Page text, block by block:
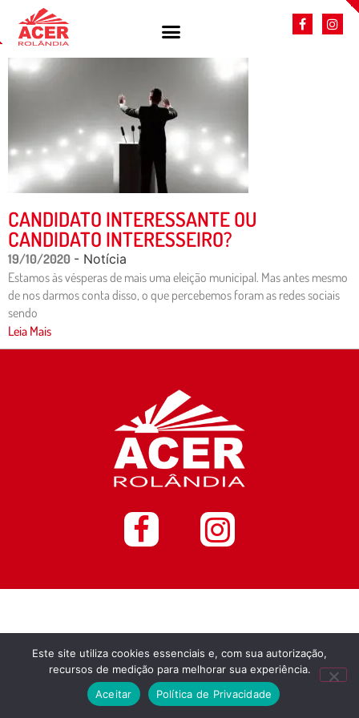
CANDIDATO INTERESSANTE OU
CANDIDATO INTERESSEIRO?
19/10/2020 - Notícia
Estamos às vésperas de mais uma eleição municipal. Mas antes mesmo
de nos darmos conta disso, o que percebemos foram as redes sociais
sendo
Leia Mais
Este site utiliza cookies essenciais e, com sua autorização,
recursos de medição para melhorar sua experiência.
Aceitar
Política de Privacidade